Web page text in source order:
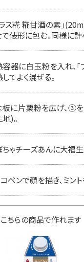
ラス糀 糀甘酒の素」
俵形に包む。同様に
器に白玉粉を入れ、
てよく混ぜる。
板に片栗粉を広げ、③
)。
ちゃチーズあんに大福
ペンで顔を描き、ミント
こちらの商品で作れます